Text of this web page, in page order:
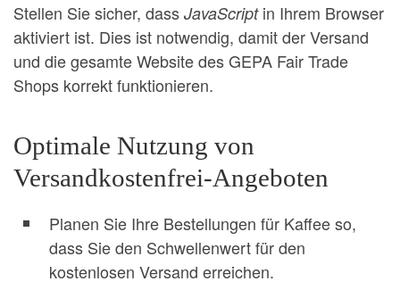
Stellen Sie sicher, dass JavaScriptin Ihrem Browser
aktiviert ist. Dies ist notwendig, damit der Versand
und die gesamte Website des GEPA Fair Trade
Shops korrekt funktionieren.
Optimale Nutzung von
Versandkostenfrei-Angeboten
Planen Sie Ihre Bestellungen für Kaffee so,
dass Sie den Schwellenwert für den
kostenlosen Versand erreichen.